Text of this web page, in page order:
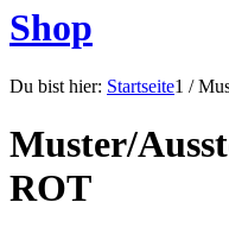
Shop
Du bist hier: Startseite1 /
Muster/
ROT